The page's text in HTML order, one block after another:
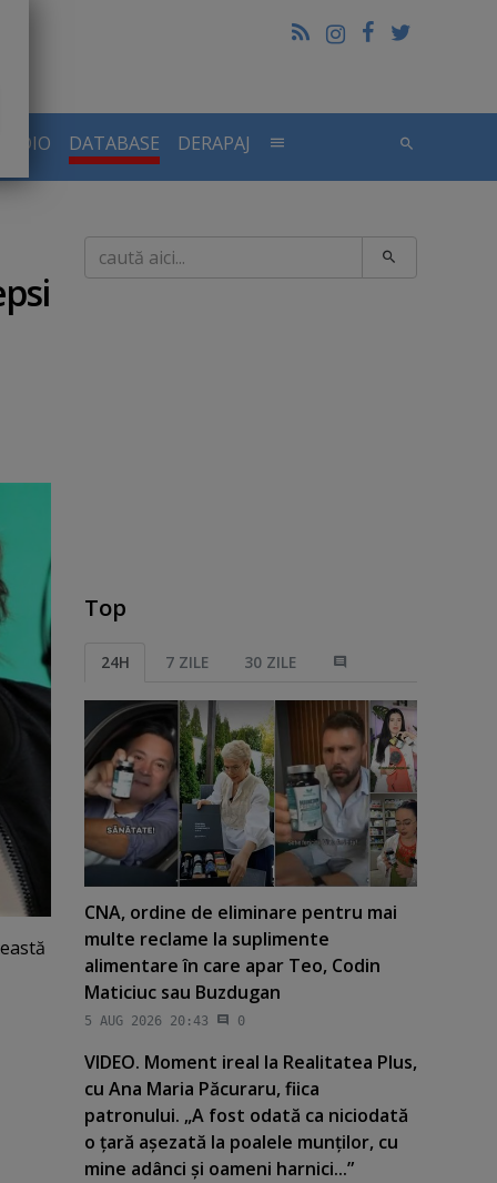
DATABASE DERAPAJ
Caută
Top
24H 7 ZILE 30 ZILE
CNA, ordine de eliminare pentru mai
multe reclame la suplimente
alimentare în care apar Teo, Codin
Maticiuc sau Buzdugan
5 AUG 2026 20:43 0
VIDEO. Moment ireal la Realitatea Plus,
cu Ana Maria Păcuraru, fiica
patronului. „A fost odată ca niciodată
o ţară aşezată la poalele munţilor, cu
mine adânci şi oameni harnici...”